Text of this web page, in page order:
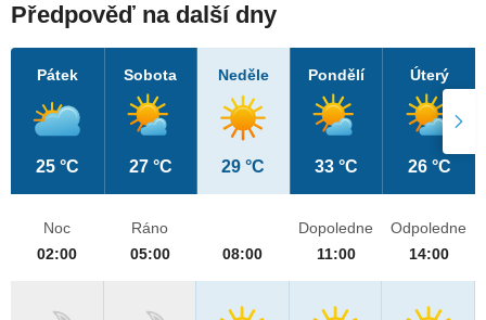
Předpověď na další dny
Pátek
25 °C
Sobota
27 °C
Neděle
29 °C
Pondělí
33 °C
Úterý
26 °C
Noc
02:00
Ráno
05:00
08:00
Dopoledne
11:00
Odpoledne
14:00